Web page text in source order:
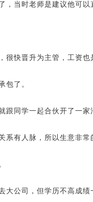
当时老师是建议他可
快晋升为主管，工资也
包了。
跟同学一起合伙开了一家
有人脉，所以生意非
大公司，但学历不高成